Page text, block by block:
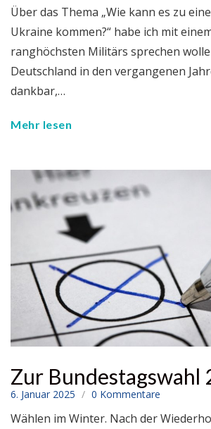
Über das Thema „Wie kann es zu
Ukraine kommen?“ habe ich mit
ranghöchsten Militärs sprechen
Deutschland in den vergangenen
dankbar,…
Mehr lesen
Zur Bundestagswahl
6. Januar 2025 0 Kommentare
Wählen im Winter. Nach der